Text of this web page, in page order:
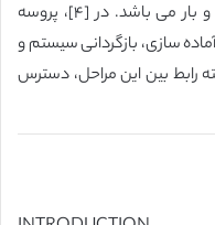
زیاد در زمینه های تولید، انتقال و توزیع و بار می باشد. در [۴]، پروسه
سازی، بازگردانی سیستم و
رابط بین این مراحل، دسترس